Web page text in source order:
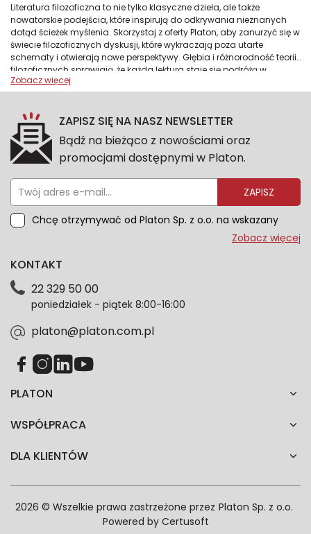
Literatura filozoficzna to nie tylko klasyczne dzieła, ale także
nowatorskie podejścia, które inspirują do odkrywania nieznanych
dotąd ścieżek myślenia. Skorzystaj z oferty Platon, aby zanurzyć się w
świecie filozoficznych dyskusji, które wykraczają poza utarte
schematy i otwierają nowe perspektywy. Głębia i różnorodność teorii
filozoficznych sprawiają, że każda lektura staje się podróżą w
nieznane – pełną intelektualnych wyzwań i odkryć.
ZAPISZ SIĘ NA NASZ NEWSLETTER
Bądź na bieżąco z nowościami oraz
promocjami dostępnymi w Platon.
ZAPISZ
Chcę otrzymywać od Platon Sp. z o.o. na wskazany
przeze mnie adres e-mail informacje marketingowe
dotyczące danych osobowych znajdziesz w naszej
każdym czasie. Wycofanie zgody nie wpłynie na
zgodność z prawem przetwarzania dokonanego przed
Zobacz więcej
PLATON
WSPÓŁPRACA
DLA KLIENTÓW
KONTAKT
22 329 50 00
poniedziałek - piątek 8:00-16:00
platon@platon.com.pl
2026 © Wszelkie prawa zastrzeżone przez Platon Sp. z o.o.
Powered by Certusoft